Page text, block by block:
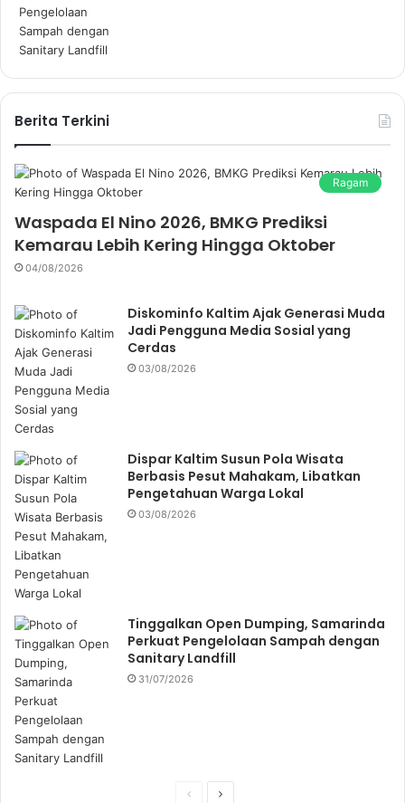
Berita Terkini
Ragam
Waspada El Nino 2026, BMKG Prediksi
Kemarau Lebih Kering Hingga Oktober
04/08/2026
Diskominfo Kaltim Ajak Generasi Muda
Jadi Pengguna Media Sosial yang
Cerdas
03/08/2026
Dispar Kaltim Susun Pola Wisata
Berbasis Pesut Mahakam, Libatkan
Pengetahuan Warga Lokal
03/08/2026
Tinggalkan Open Dumping, Samarinda
Perkuat Pengelolaan Sampah dengan
Sanitary Landfill
31/07/2026